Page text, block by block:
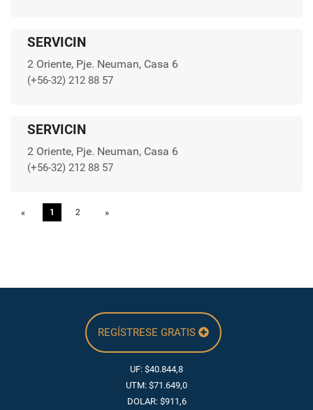
SERVICIN
2 Oriente, Pje. Neuman, Casa 6
(+56-32) 212 88 57
SERVICIN
2 Oriente, Pje. Neuman, Casa 6
(+56-32) 212 88 57
« Previous
1 2 »
REGÍSTRESE GRATIS
UF: $40.844,8
UTM: $71.649,0
DOLAR: $911,6